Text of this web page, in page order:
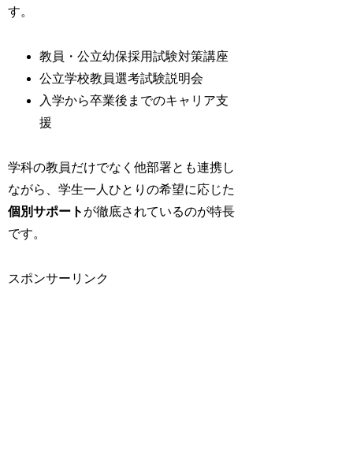
す。
教員・公立幼保採用試験対策講座
公立学校教員選考試験説明会
入学から卒業後までのキャリア支
援
学科の教員だけでなく他部署とも連携し
ながら、学生一人ひとりの希望に応じた
個別サポート が徹底されているのが特長
です。
スポンサーリンク